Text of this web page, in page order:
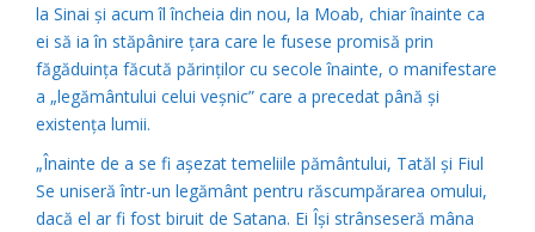
la Sinai şi acum îl încheia din nou, la Moab, chiar înainte ca
ei să ia în stăpânire ţara care le fusese promisă prin
făgăduinţa făcută părinţilor cu secole înainte, o manifestare
a „legământului celui veşnic” care a precedat până şi
existenţa lumii.
„Înainte de a se fi aşezat temeliile pământului, Tatăl şi Fiul
Se uniseră într-un legământ pentru răscumpărarea omului,
dacă el ar fi fost biruit de Satana. Ei Îşi strânseseră mâna